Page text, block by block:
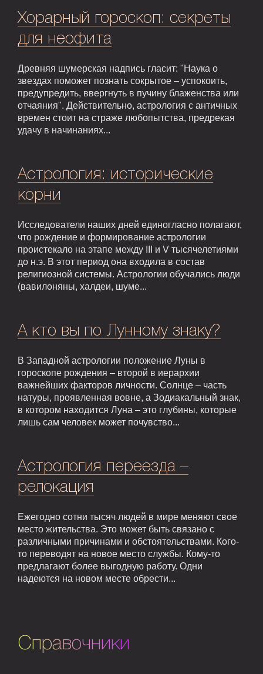
Хорарный гороскоп: секреты
для неофита
Древняя шумерская надпись гласит: "Наука о
звездах поможет познать сокрытое – успокоить,
предупредить, ввергнуть в пучину блаженства или
отчаяния". Действительно, астрология с античных
времен стоит на страже любопытства, предрекая
удачу в начинаниях...
Астрология: исторические
корни
Исследователи наших дней единогласно полагают,
что рождение и формирование астрологии
проистекало на этапе между III и V тысячелетиями
до н.э. В этот период она входила в состав
религиозной системы. Астрологии обучались люди
(вавилоняны, халдеи, шуме...
А кто вы по Лунному знаку?
В Западной астрологии положение Луны в
гороскопе рождения – второй в иерархии
важнейших факторов личности. Солнце – часть
натуры, проявленная вовне, а Зодиакальный знак,
в котором находится Луна – это глубины, которые
лишь сам человек может почувство...
Астрология переезда –
релокация
Ежегодно сотни тысяч людей в мире меняют свое
место жительства. Это может быть связано с
различными причинами и обстоятельствами. Кого-
то переводят на новое место службы. Кому-то
предлагают более выгодную работу. Одни
надеются на новом месте обрести...
Справочники